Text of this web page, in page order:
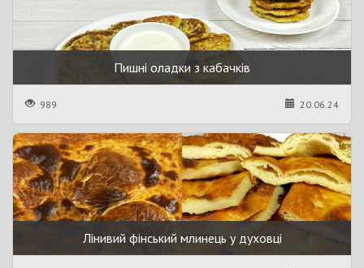
Пишні оладки з кабачків
989 20.06.24
Лінивий фінський млинець у духовці